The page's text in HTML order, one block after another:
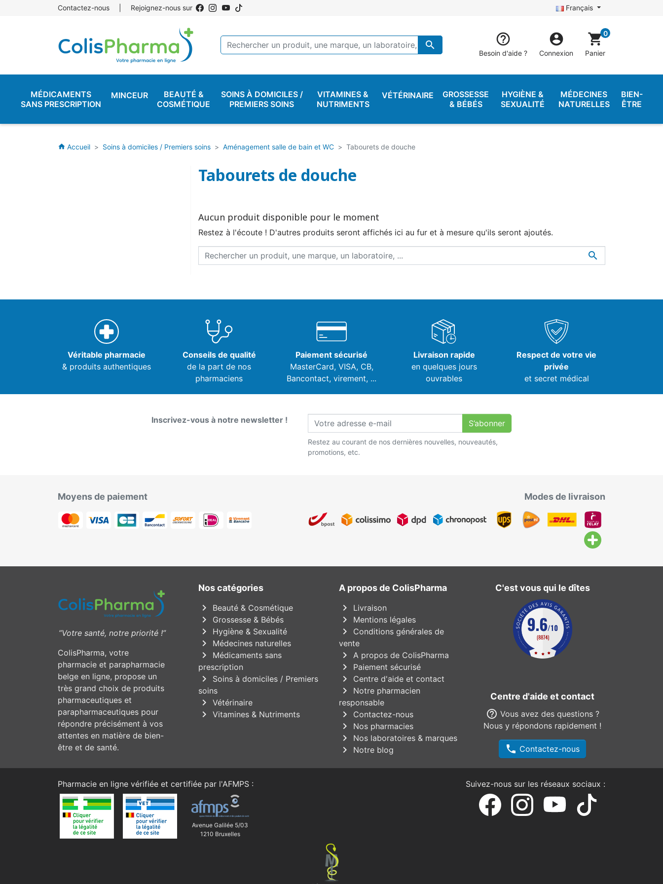
Contactez-nous Rejoignez-nous sur Français
 
Besoin d'aide ?

Connexion
shopping_cart0
Panier
MÉDICAMENTS
SANS PRESCRIPTION
MINCEUR
BEAUTÉ &
COSMÉTIQUE
SOINS À DOMICILES /
PREMIERS SOINS
VITAMINES &
NUTRIMENTS
VÉTÉRINAIRE
GROSSESSE
& BÉBÉS
HYGIÈNE &
SEXUALITÉ
MÉDECINES
NATURELLES
BIEN-
ÊTRE
home Accueil Soins à domiciles / Premiers soins Aménagement salle de bain et WC Tabourets de douche
Tabourets de douche
Aucun produit disponible pour le moment
Restez à l'écoute ! D'autres produits seront affichés ici au fur et à mesure qu'ils seront ajoutés.

Véritable pharmacie
& produits authentiques
Conseils de qualité
de la part de nos
pharmaciens
Paiement sécurisé
MasterCard, VISA, CB,
Bancontact, virement, ...
Livraison rapide
en quelques jours
ouvrables
Respect de votre vie
privée
et secret médical
Inscrivez-vous à notre newsletter ! S’abonner
Restez au courant de nos dernières nouvelles, nouveautés,
promotions, etc.
Moyens de paiement Modes de livraison
”Votre santé, notre priorité !”
ColisPharma, votre
pharmacie et parapharmacie
belge en ligne, propose un
très grand choix de produits
pharmaceutiques et
parapharmaceutiques pour
répondre précisément à vos
attentes en matière de bien-
être et de santé.
Nos catégories
chevron_right Beauté & Cosmétique
chevron_right Grossesse & Bébés
chevron_right Hygiène & Sexualité
chevron_right Médecines naturelles
chevron_right
Médicaments sans
prescription
chevron_right
Soins à domiciles / Premiers
soins
chevron_right Vétérinaire
chevron_right Vitamines & Nutriments
A propos de ColisPharma
chevron_right Livraison
chevron_right Mentions légales
chevron_right
Conditions générales de
vente
chevron_right A propos de ColisPharma
chevron_right Paiement sécurisé
chevron_right Centre d'aide et contact
chevron_right
Notre pharmacien
responsable
chevron_right Contactez-nous
chevron_right Nos pharmacies
chevron_right Nos laboratoires & marques
chevron_right Notre blog
C'est vous qui le dîtes
Centre d'aide et contact
help_outline Vous avez des questions ?
Nous y répondons rapidement !
phone Contactez-nous
Pharmacie en ligne vérifiée et certifiée par l'AFMPS :
Avenue Galilée 5/03
1210 Bruxelles
Suivez-nous sur les réseaux sociaux :